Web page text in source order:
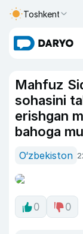
Toshkent
Mahfuz
sohasini
erishgan
bahoga
O‘zbekiston
0 0